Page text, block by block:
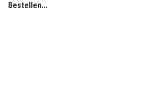
Bestellen...